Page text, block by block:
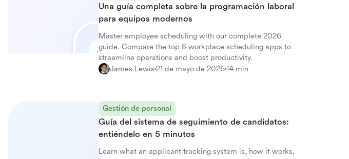
Una guía completa sobre la programación laboral
para equipos modernos
Master employee scheduling with our complete 2026
guide. Compare the top 8 workplace scheduling apps to
streamline operations and boost productivity.
James Lewis 21 de mayo de 202614 min
Gestión de personal
Guía del sistema de seguimiento de candidatos:
entiéndelo en 5 minutos
Learn what an applicant tracking system is, how it works,